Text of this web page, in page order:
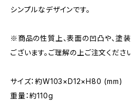
シンプルなデザインです。
※商品の性質上、表面の凹凸や、塗
ございます。ご理解の上ご注文ください
サイズ：約W103×D12×H80 (mm)
重量：約110g